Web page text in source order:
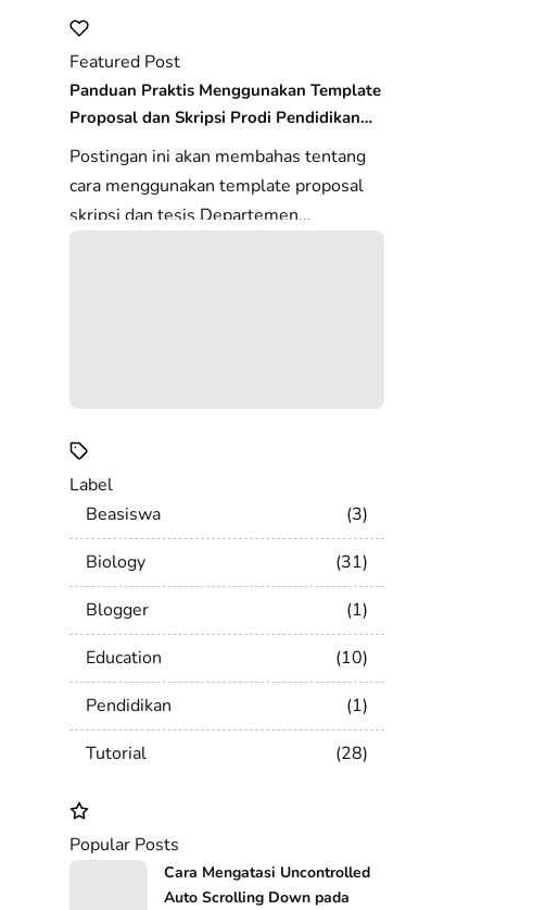
Featured Post
Panduan Praktis Menggunakan Template
Proposal dan Skripsi Prodi Pendidikan
Biologi FKIP USK
Postingan ini akan membahas tentang
cara menggunakan template proposal
skripsi dan tesis Departemen
Label
Beasiswa
3
Biology
31
Blogger
1
Education
10
Pendidikan
1
Tutorial
28
Popular Posts
Cara Mengatasi Uncontrolled
Auto Scrolling Down pada